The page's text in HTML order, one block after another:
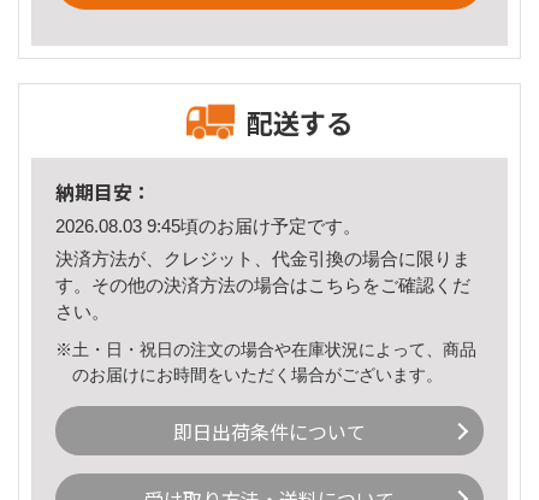
配送する
納期目安：
2026.08.03 9:45頃のお届け予定です。
決済方法が、クレジット、代金引換の場合に限りま
す。その他の決済方法の場合はこちら をご確認くだ
さい。
※土・日・祝日の注文の場合や在庫状況によって、商品
のお届けにお時間をいただく場合がございます。
即日出荷条件について